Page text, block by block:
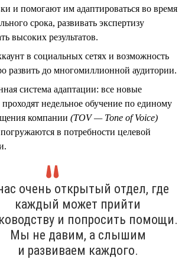
и помогают им адаптироваться во время
срока, развивать экспертизу
высоких результатов.
в социальных сетях и возможность
развить до многомиллионной аудитории.
система адаптации: все новые
недельное обучение по единому
компании (TOV — Tone of Voice)
в потребности целевой
очень открытый отдел, где
каждый может прийти
и попросить помощи.
Мы не давим, а слышим
и развиваем каждого.